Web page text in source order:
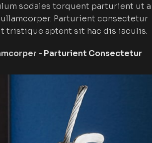
sodales torquent parturient ut a
Parturient consectetur
tristique aptent sit hac dis iaculis.
- Parturient Consectetur